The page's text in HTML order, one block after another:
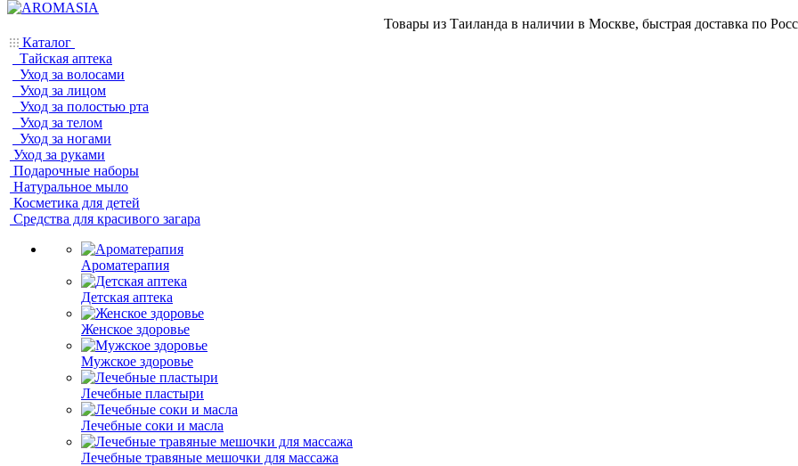
Товары из Таиланда в наличии в Москве, быстрая доставка по
Каталог
Тайская аптека
Уход за волосами
Уход за лицом
Уход за полостью рта
Уход за телом
Уход за ногами
Уход за руками
Подарочные наборы
Натуральное мыло
Косметика для детей
Средства для красивого загара
Ароматерапия
Детская аптека
Женское здоровье
Мужское здоровье
Лечебные пластыри
Лечебные соки и масла
Лечебные травяные мешочки для массажа